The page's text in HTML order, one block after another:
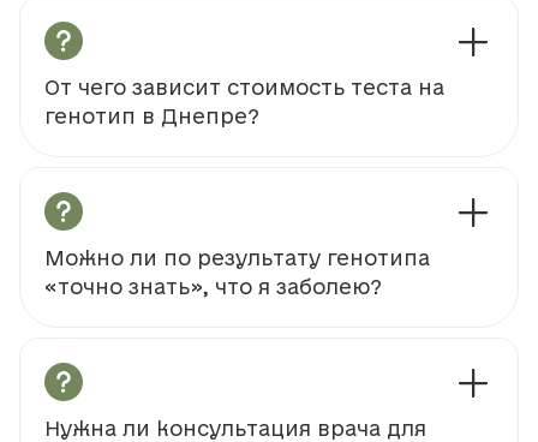
От чего зависит стоимость теста на
генотип в Днепре?
Можно ли по результату генотипа
«точно знать», что я заболею?
Нужна ли консультация врача для